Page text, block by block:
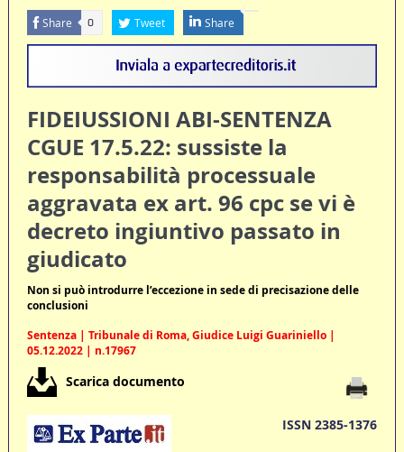
Share 0 Tweet Share
FIDEIUSSIONI ABI-SENTENZA
CGUE 17.5.22: sussiste la
responsabilità processuale
aggravata ex art. 96 cpc se vi è
decreto ingiuntivo passato in
giudicato
Non si può introdurre l’eccezione in sede di precisazione delle
conclusioni
Sentenza | Tribunale di Roma, Giudice Luigi Guariniello |
05.12.2022 | n.17967
Scarica documento
ISSN 2385-1376